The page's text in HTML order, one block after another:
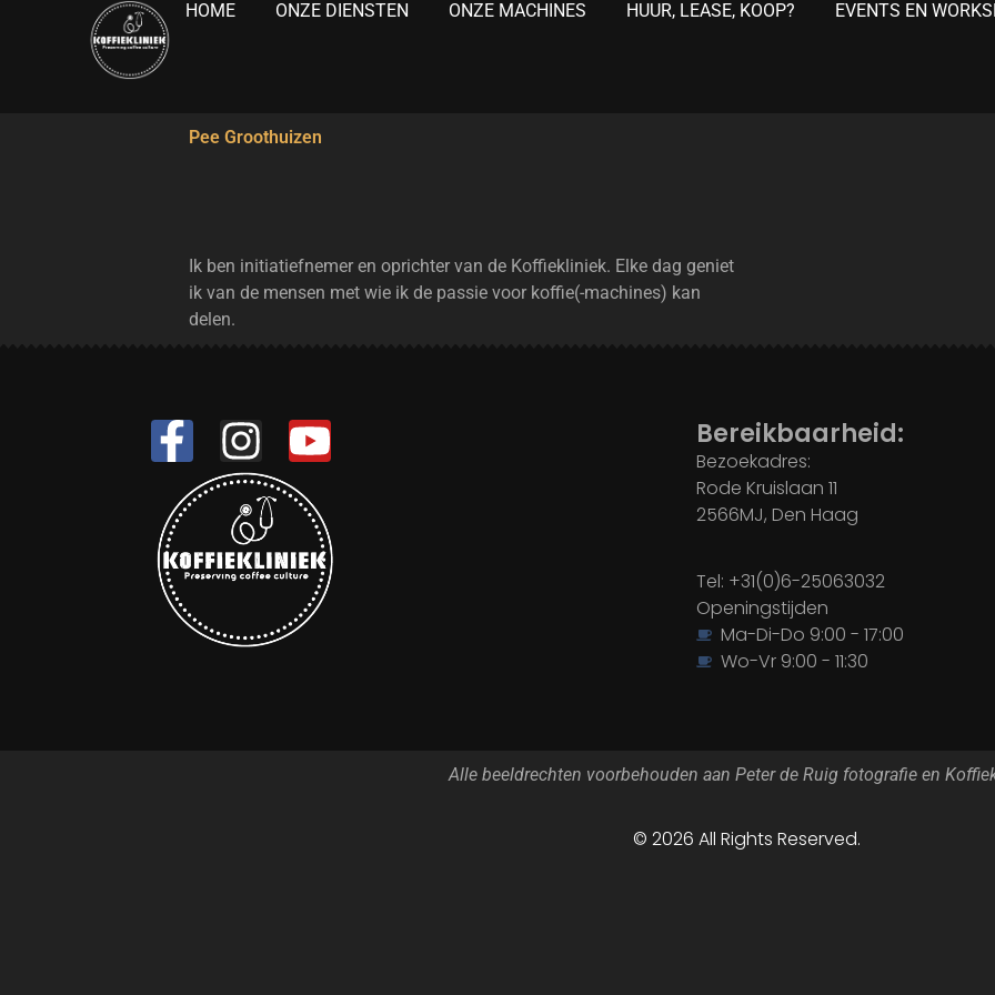
HOME ONZE DIENSTEN ONZE MACHINES HUUR, LEASE, KOOP? EVENTS EN
Pee Groothuizen
Ik ben initiatiefnemer en oprichter van de Koffiekliniek. Elke dag geniet
ik van de mensen met wie ik de passie voor koffie(-machines) kan
delen.
Bereikbaarheid:
Bezoekadres:
Rode Kruislaan 11
2566MJ, Den Haag
Tel: +31(0)6-25063032
Openingstijden
Ma-Di-Do 9:00 - 17:00
Wo-Vr 9:00 - 11:30
Alle beeldrechten voorbehouden aan Peter de Ruig fotografie en
© 2026 All Rights Reserved.